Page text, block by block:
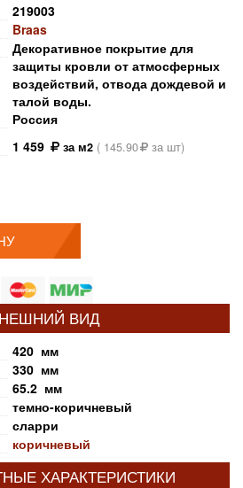
219003
Braas
Декоративное покрытие для
защиты кровли от атмосферных
воздействий, отвода дождевой и
талой воды.
Россия
1 459 за м2 ( 145.90 за шт)
ВИД
420 мм
330 мм
65.2 мм
темно-коричневый
сларри
коричневый
ХАРАКТЕРИСТИКИ